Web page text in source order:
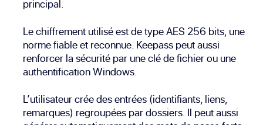
principal.
Le chiffrement utilisé est de type AES 256 bits, une
norme fiable et reconnue. Keepass peut aussi
renforcer la sécurité par une clé de fichier ou une
authentification Windows.
L’utilisateur crée des entrées (identifiants, liens,
remarques) regroupées par dossiers. Il peut aussi